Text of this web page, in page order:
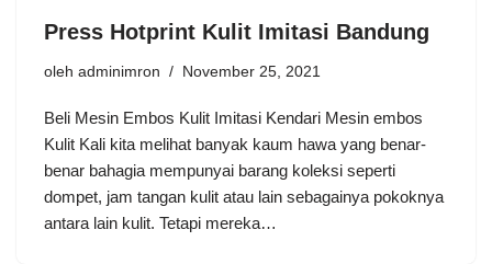
Press Hotprint Kulit Imitasi Bandung
oleh adminimron November 25, 2021
Beli Mesin Embos Kulit Imitasi Kendari Mesin embos
Kulit Kali kita melihat banyak kaum hawa yang benar-
benar bahagia mempunyai barang koleksi seperti
dompet, jam tangan kulit atau lain sebagainya pokoknya
antara lain kulit. Tetapi mereka…